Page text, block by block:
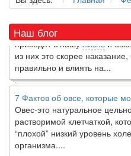
Наш блог
Какдиетолог, я вижу, что
приходят в нашужизньи
из них это скорее
правильно и влиять на...
7 Фактов об овсе, которые
Овес-это натуральное
растворимой клетчаткой,
“плохой” низкий уровень
организма....